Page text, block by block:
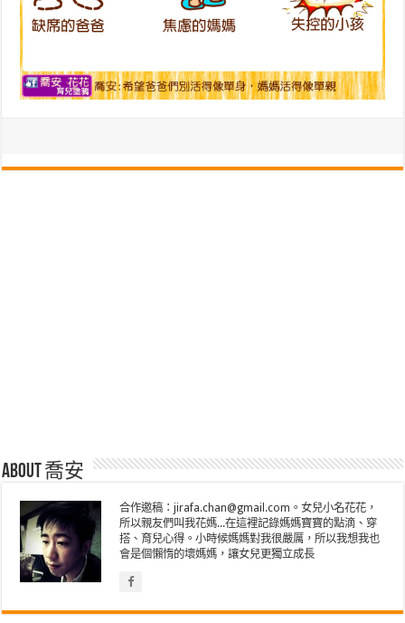
About 喬安
合作邀稿：jirafa.chan@gmail.com。女兒小名花花，
所以親友們叫我花媽...在這裡記錄媽媽寶寶的點滴、穿
搭、育兒心得。小時候媽媽對我很嚴厲，所以我想我也
會是個懶惰的壞媽媽，讓女兒更獨立成長